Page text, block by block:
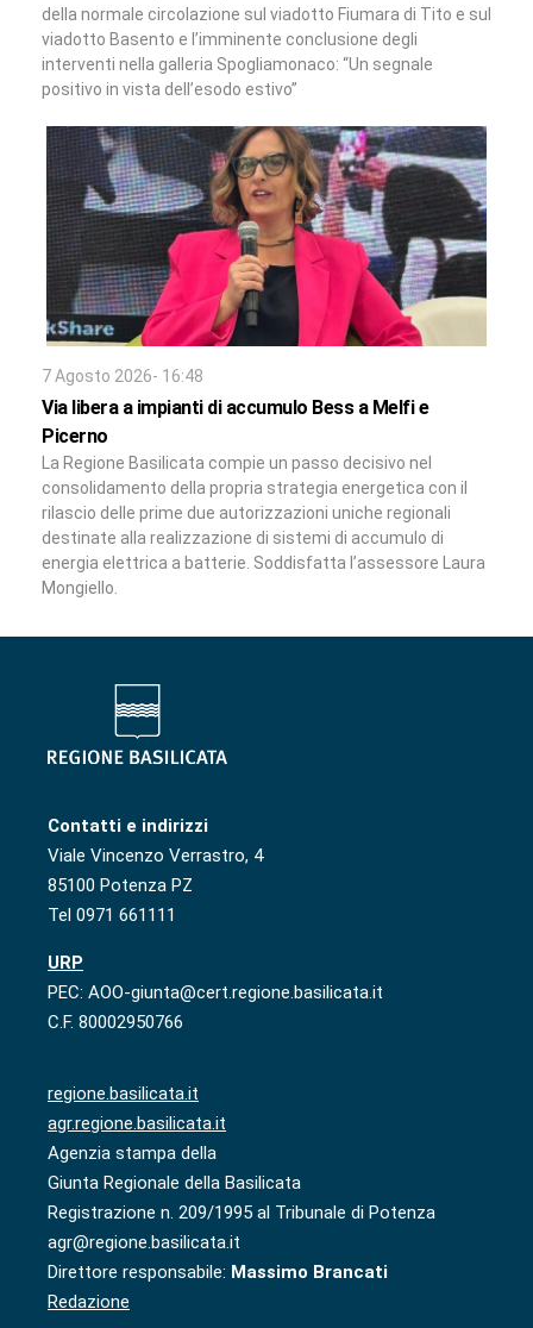
della normale circolazione sul viadotto Fiumara di Tito e sul
viadotto Basento e l’imminente conclusione degli
interventi nella galleria Spogliamonaco: “Un segnale
positivo in vista dell’esodo estivo”
7 Agosto 2026- 16:48
Via libera a impianti di accumulo Bess a Melfi e
Picerno
La Regione Basilicata compie un passo decisivo nel
consolidamento della propria strategia energetica con il
rilascio delle prime due autorizzazioni uniche regionali
destinate alla realizzazione di sistemi di accumulo di
energia elettrica a batterie. Soddisfatta l’assessore Laura
Mongiello.
Contatti e indirizzi
Viale Vincenzo Verrastro, 4
85100 Potenza PZ
Tel 0971 661111
URP
PEC: AOO-giunta@cert.regione.basilicata.it
C.F. 80002950766
regione.basilicata.it
agr.regione.basilicata.it
Agenzia stampa della
Giunta Regionale della Basilicata
Registrazione n. 209/1995 al Tribunale di Potenza
agr@regione.basilicata.it
Direttore responsabile: Massimo Brancati
Redazione